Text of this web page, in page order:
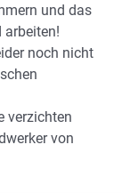
und das
arbeiten!
noch nicht
verzichten
von